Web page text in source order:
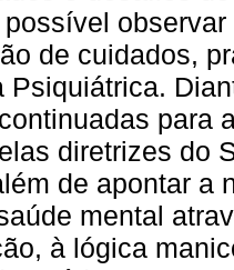
de cuidados,
Psiquiátrica.
para
diretrizes do
de apontar a
mental
à lógica